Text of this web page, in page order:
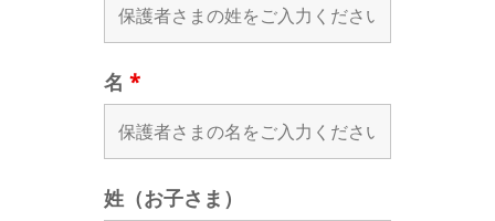
名 *
姓（お子さま）